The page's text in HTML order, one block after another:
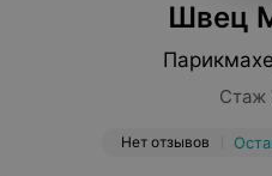
Швец
Стаж
Нет отзывов